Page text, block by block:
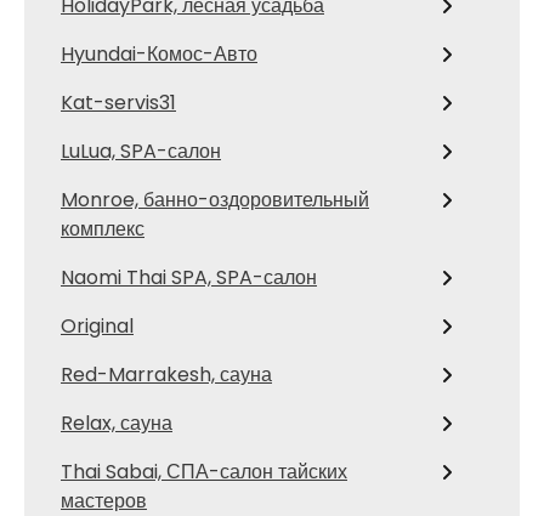
Hyundai-Комос-Авто
Kat-servis31
LuLua, SPA-салон
Monroe, банно-оздоровительный
комплекс
Naomi Thai SPA, SPA-салон
Original
Red-Marrakesh, сауна
Relax, сауна
Thai Sabai, СПА-салон тайских
мастеров